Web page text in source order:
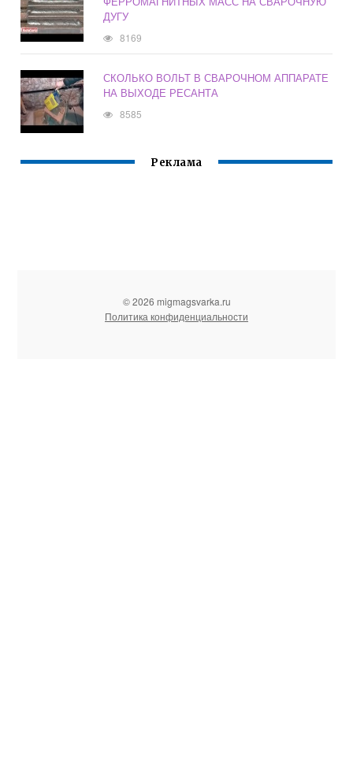
ДУГУ
8169
СКОЛЬКО ВОЛЬТ В СВАРОЧНОМ АППАРАТЕ
НА ВЫХОДЕ РЕСАНТА
8585
Реклама
© 2026 migmagsvarka.ru
Политика конфиденциальности